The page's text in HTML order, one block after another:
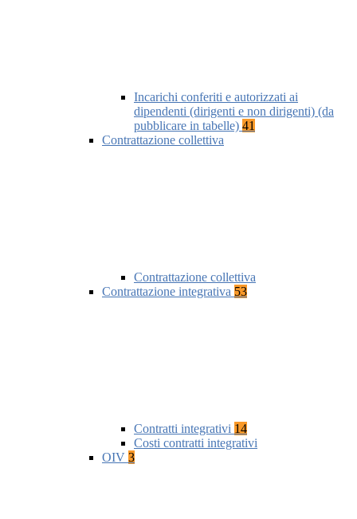
Incarichi conferiti e autorizzati ai
dipendenti (dirigenti e non dirigenti) (da
pubblicare in tabelle) 41
Contrattazione collettiva
Contrattazione collettiva
Contrattazione integrativa 53
Contratti integrativi 14
Costi contratti integrativi
OIV 3